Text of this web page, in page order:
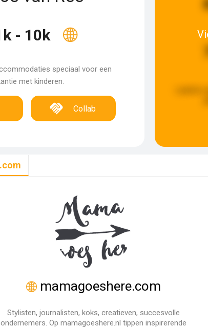
- 10k
speciaal voor een
met kinderen.
Collab
mamagoeshere.com
Stylisten, journalisten, koks, creatieven, succesvolle
ondernemers. Op mamagoeshere.nl tippen inspirerende